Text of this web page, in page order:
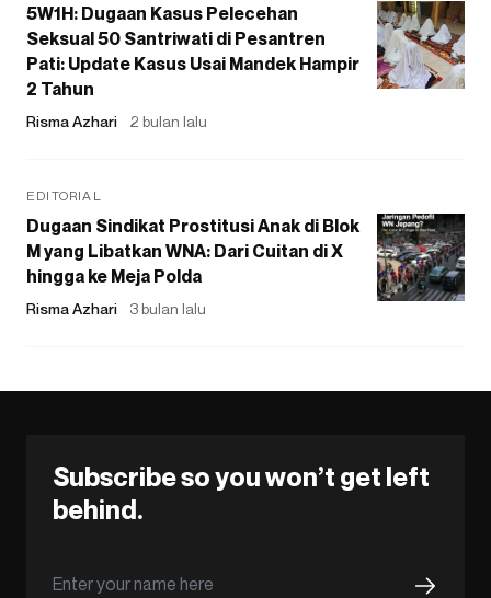
5W1H: Dugaan Kasus Pelecehan
Seksual 50 Santriwati di Pesantren
Pati: Update Kasus Usai Mandek Hampir
2 Tahun
Risma Azhari 2 bulan lalu
EDITORIAL
Dugaan Sindikat Prostitusi Anak di Blok
M yang Libatkan WNA: Dari Cuitan di X
hingga ke Meja Polda
Risma Azhari 3 bulan lalu
Subscribe so you won’t get left
behind.